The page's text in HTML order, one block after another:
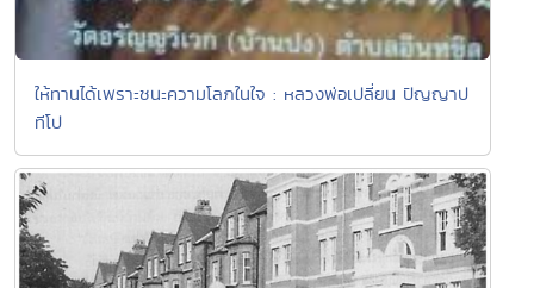
ให้ทานได้เพราะชนะความโลภในใจ : หลวงพ่อเปลี่ยน ปัญญาป
ทีโป